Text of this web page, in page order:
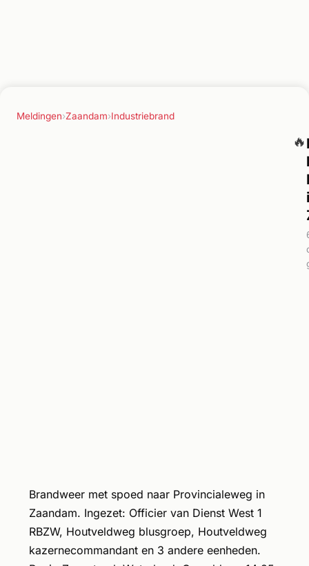
Meldingen›Zaandam›Industriebrand
🔥
Brandweer met spoed naar Provincialeweg in
Zaandam. Ingezet: Officier van Dienst West 1
RBZW, Houtveldweg blusgroep, Houtveldweg
kazernecommandant en 3 andere eenheden.